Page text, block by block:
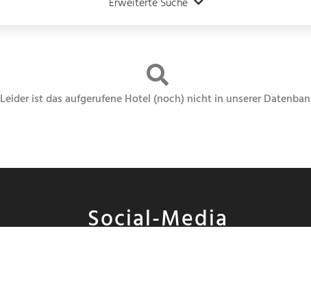
Leider ist das aufgerufene Hotel (noch) nicht in unserer
Social-Media